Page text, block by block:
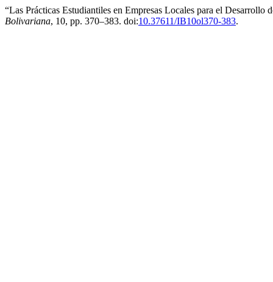
“Las Prácticas Estudiantiles en Empresas Locales para el
Bolivariana, 10, pp. 370–383. doi:10.37611/IB10ol370-383.